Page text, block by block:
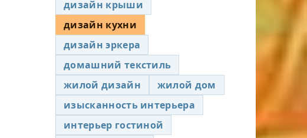
дизайн крыши
дизайн кухни
дизайн эркера
домашний текстиль
жилой дизайн
жилой дом
изысканность интерьера
интерьер гостиной